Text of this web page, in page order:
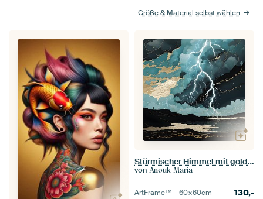
Größe & Material selbst wählen
Stürmischer Himmel mit goldenem Blitzschlag
von Anouk Maria
ArtFrame™ –60×60cm 130,-